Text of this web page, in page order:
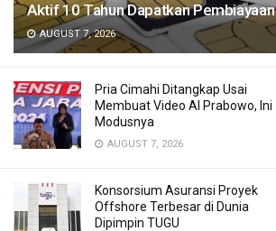
Aktif 10 Tahun Dapatkan Pembiayaan
AUGUST 7, 2026
Pria Cimahi Ditangkap Usai
Membuat Video AI Prabowo, Ini
Modusnya
AUGUST 7, 2026
Konsorsium Asuransi Proyek
Offshore Terbesar di Dunia
Dipimpin TUGU